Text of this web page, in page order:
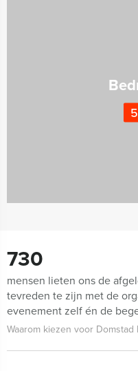
730
mensen lieten ons de
tevreden te zijn met de
evenement zelf én de
Waarom kiezen voor Domstad